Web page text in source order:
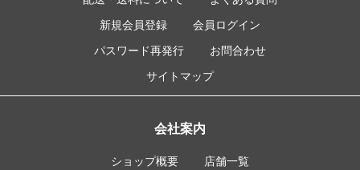
新規会員登録
会員ログイン
パスワード再発行
お問合わせ
サイトマップ
会社案内
ショップ概要
店舗一覧